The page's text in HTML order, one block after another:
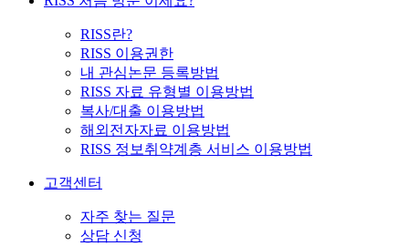
RISS란?
RISS 이용권한
내 관심논문 등록방법
RISS 자료 유형별 이용방법
복사/대출 이용방법
해외전자자료 이용방법
RISS 정보취약계층 서비스 이용방법
고객센터
자주 찾는 질문
상담 신청